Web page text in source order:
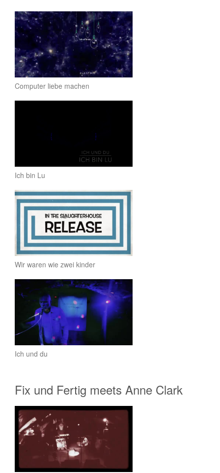
Computer liebe machen
Ich bin Lu
Wir waren wie zwei kinder
Ich und du
Fix und Fertig meets Anne Clark